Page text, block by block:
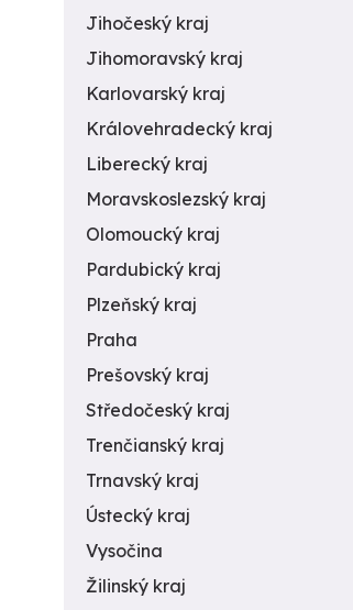
Jihočeský kraj
Jihomoravský kraj
Karlovarský kraj
Královehradecký kraj
Liberecký kraj
Moravskoslezský kraj
Olomoucký kraj
Pardubický kraj
Plzeňský kraj
Praha
Prešovský kraj
Středočeský kraj
Trenčianský kraj
Trnavský kraj
Ústecký kraj
Vysočina
Žilinský kraj